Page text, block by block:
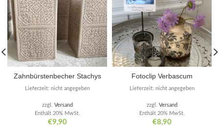
Zahnbürstenbecher Stachys
€9,90
Enthält 20% MwSt.
zzgl. Versand
Lieferzeit: nicht angegeben
Fotoclip Verbascum
€8,90
Enthält 20% MwSt.
zzgl. Versand
Lieferzeit: nicht angegeben